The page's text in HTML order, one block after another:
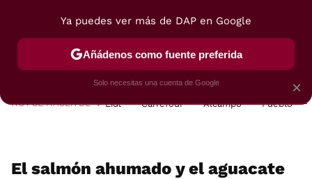
POSTRES VIAJES SELECCIÓN VEGUI
HOY SE HABLA DE Lidl Carrefour Alcampo Pueblo
El salmón ahumado y el aguacate
×
Ya puedes ver más de DAP en Google
Añádenos como fuente preferida
Solo necesitas una cuenta de Google